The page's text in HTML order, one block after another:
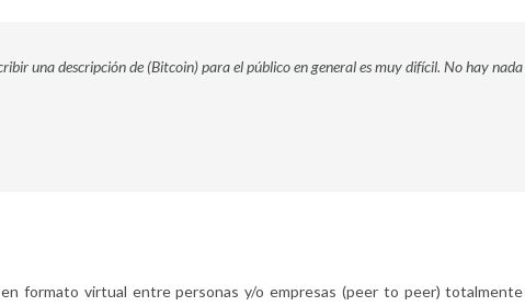
una descripción de (Bitcoin) para el público en general es muy difícil. No hay
formato virtual entre personas y/o empresas (peer to peer)